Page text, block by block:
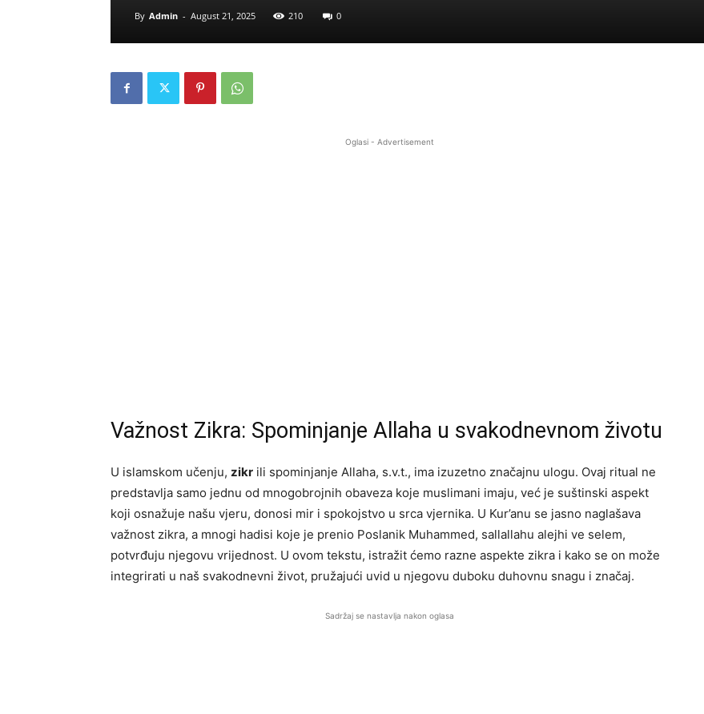
By Admin - August 21, 2025 210 0
Oglasi - Advertisement
Važnost Zikra: Spominjanje Allaha u svakodnevnom životu
U islamskom učenju, zikr ili spominjanje Allaha, s.v.t., ima izuzetno značajnu ulogu. Ovaj ritual ne
predstavlja samo jednu od mnogobrojnih obaveza koje muslimani imaju, već je suštinski aspekt
koji osnažuje našu vjeru, donosi mir i spokojstvo u srca vjernika. U Kur’anu se jasno naglašava
važnost zikra, a mnogi hadisi koje je prenio Poslanik Muhammed, sallallahu alejhi ve selem,
potvrđuju njegovu vrijednost. U ovom tekstu, istražit ćemo razne aspekte zikra i kako se on može
integrirati u naš svakodnevni život, pružajući uvid u njegovu duboku duhovnu snagu i značaj.
Sadržaj se nastavlja nakon oglasa